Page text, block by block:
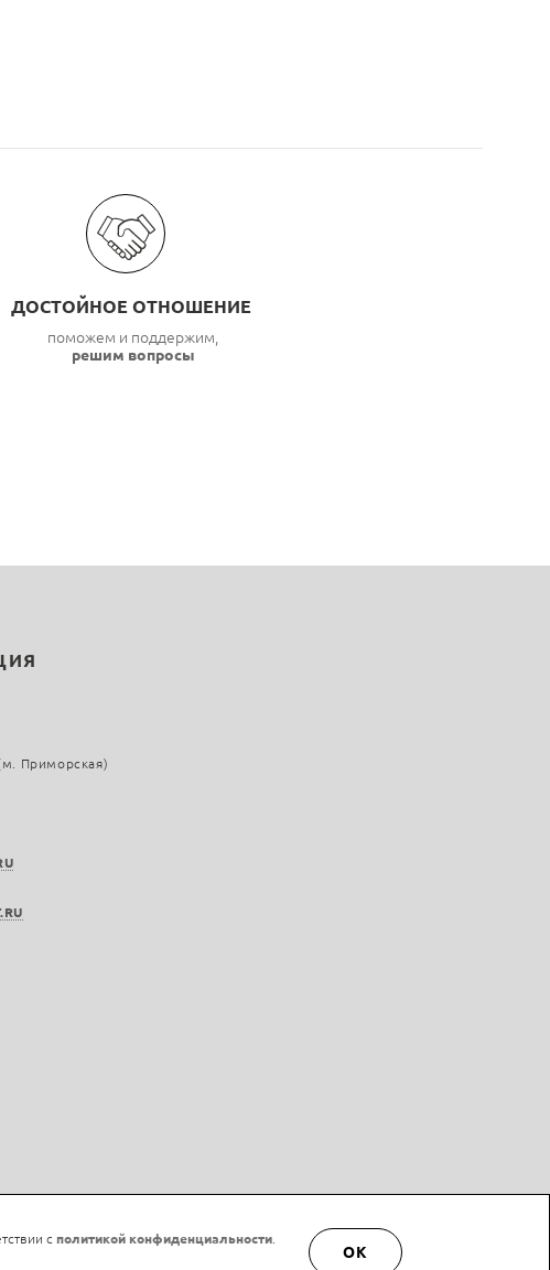
ДОСТОЙНОЕ ОТНОШЕНИЕ
поможем и поддержим,
решим вопросы
Приморская)
с политикой конфиденциальности.
OK